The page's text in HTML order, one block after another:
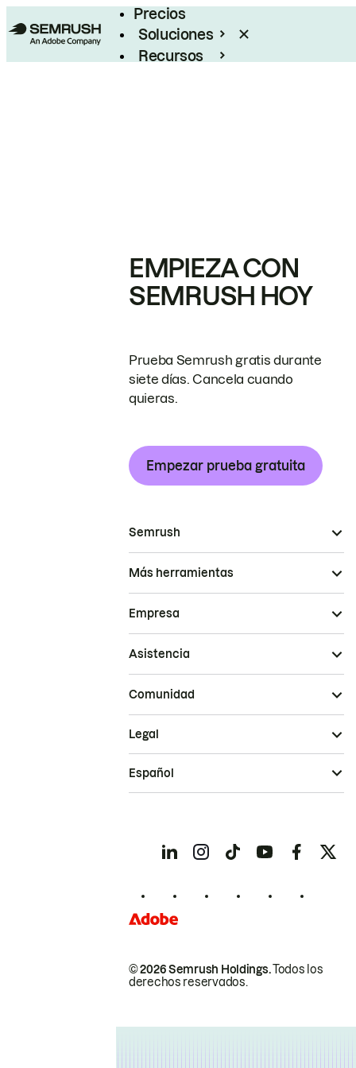
Precios
Soluciones
Recursos
EMPIEZA CON
SEMRUSH HOY
Prueba Semrush gratis durante
siete días. Cancela cuando
quieras.
Empezar prueba gratuita
Semrush
Más herramientas
Empresa
Asistencia
Comunidad
© 2026 Semrush Holdings.Todos los
derechos reservados.
Legal
Español